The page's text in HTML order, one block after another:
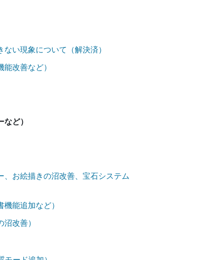
い現象について（解決済）
改善など）
ど）
お絵描きの沼改善、宝石システム
能追加など）
改善）